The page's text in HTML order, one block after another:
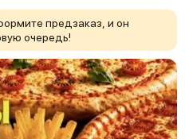
предзаказ, и он
очередь!